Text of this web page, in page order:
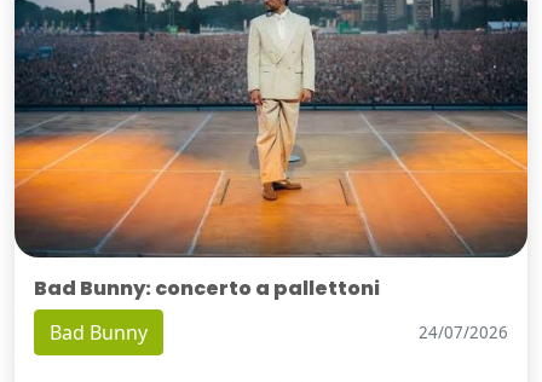
Bad Bunny: concerto a pallettoni
Bad Bunny 24/07/2026